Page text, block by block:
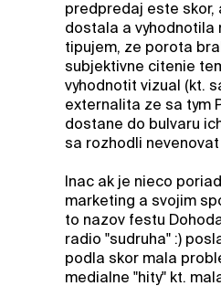
predpredaj este
dostala a vyhodnotila
tipujem, ze porota
subjektivne citenie
vyhodnotit vizual (kt.
externalita ze sa tym
dostane do bulvaru
sa rozhodli
Inac ak je nieco
marketing a svojim
to nazov festu
radio "sudruha" :)
podla skor mala
medialne "hity" kt.